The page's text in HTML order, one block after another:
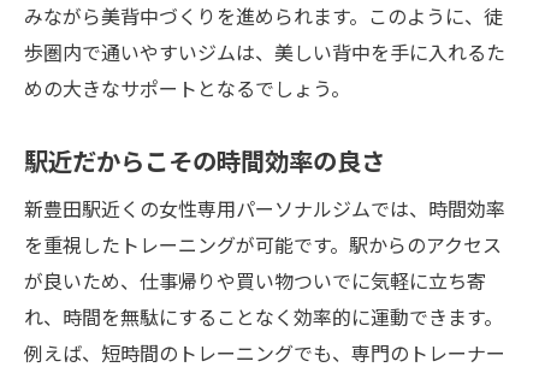
みながら美背中づくりを進められます。このように、徒
歩圏内で通いやすいジムは、美しい背中を手に入れるた
めの大きなサポートとなるでしょう。
駅近だからこその時間効率の良さ
新豊田駅近くの女性専用パーソナルジムでは、時間効率
を重視したトレーニングが可能です。駅からのアクセス
が良いため、仕事帰りや買い物ついでに気軽に立ち寄
れ、時間を無駄にすることなく効率的に運動できます。
例えば、短時間のトレーニングでも、専門のトレーナー